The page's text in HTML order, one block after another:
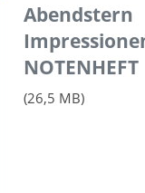
Abendstern
NOTENHEFT
(26,5 MB)